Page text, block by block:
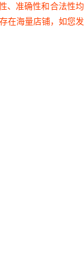
、准确性和合法性
在海量店铺，如您